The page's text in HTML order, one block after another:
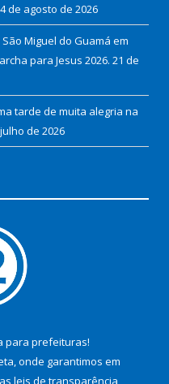
4 de agosto de 2026
Miguel do Guamá em
para Jesus 2026. 21 de
tarde de muita alegria na
de 2026
para prefeituras!
onde garantimos em
leis de transparência